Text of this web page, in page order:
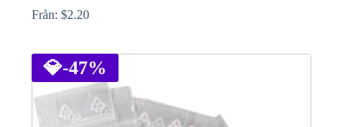
Från: $2.20
produkten
har
flera
varianter.
💎-47%